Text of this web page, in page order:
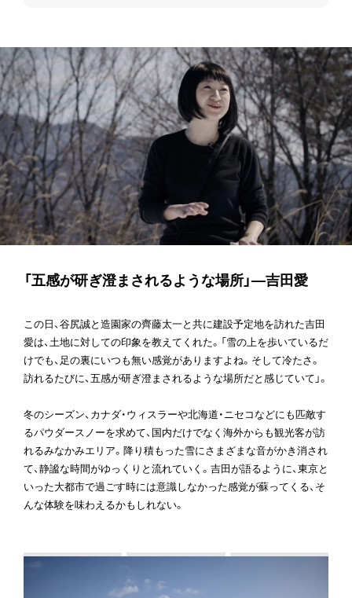
「五感が研ぎ澄まされるような場所」—吉田愛
この日、谷尻誠と造園家の齊藤太一と共に建設予定地を訪れた吉田
愛は、土地に対しての印象を教えてくれた。「雪の上を歩いているだ
けでも、足の裏にいつも無い感覚がありますよね。そして冷たさ。
訪れるたびに、五感が研ぎ澄まされるような場所だと感じていて」。
冬のシーズン、カナダ・ウィスラーや北海道・ニセコなどにも匹敵す
るパウダースノーを求めて、国内だけでなく海外からも観光客が訪
れるみなかみエリア。降り積もった雪にさまざまな音がかき消され
て、静謐な時間がゆっくりと流れていく。吉田が語るように、東京と
いった大都市で過ごす時には意識しなかった感覚が蘇ってくる、そ
んな体験を味わえるかもしれない。